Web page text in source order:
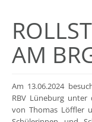
AM
Am 13.06.2024
RBV Lüneburg unter
von Thomas Löffler